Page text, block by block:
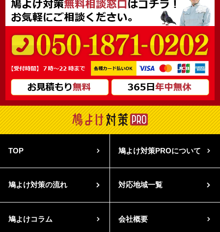
TOP 鳩よけ対策PROについて
鳩よけ対策の流れ 対応地域一覧
鳩よけコラム 会社概要